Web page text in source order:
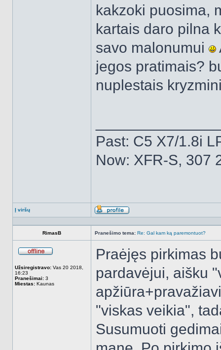
kakzoki puosima,
kartais daro pilna
savo malonumui
jegos pratimais?
nuplestais
Past: C5 X7/1.8i
Now: XFR-S, 307
Į viršų
Aprašymas
RimasB Pranešimo tema: Re: Gal kam ką paremontuot?
Užsiregistravo: Vas 20 2018,
16:23
Pranešimai: 3
Miestas: Kaunas
Praėjęs pirkimas
pardavėjui, aišku
"viskas veikia",
Susumuoti